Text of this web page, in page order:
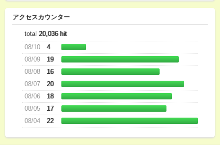
アクセスカウンター
total 20,036 hit
08/10
4
08/09
19
08/08
16
08/07
20
08/06
18
08/05
17
08/04
22